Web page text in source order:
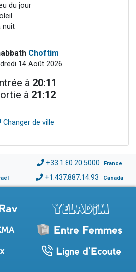
du jour
nuit
Choftim
14 Août 2026
à 20:11
à 21:12
Changer de ville
+33.1.80.20.5000 France
+1.437.887.14.93 Canada